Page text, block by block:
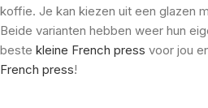
koffie. Je kan kiezen uit een glazen
Beide varianten hebben weer hun
beste kleine French press voor jou
French press!